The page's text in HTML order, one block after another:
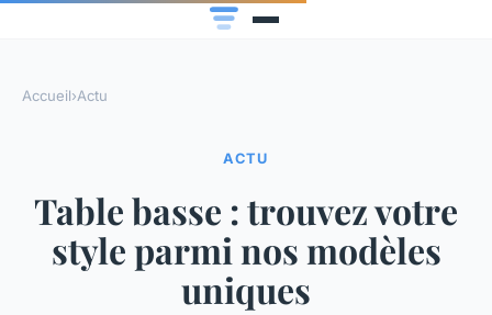
Accueil›Actu
ACTU
Table basse : trouvez votre
style parmi nos modèles
uniques